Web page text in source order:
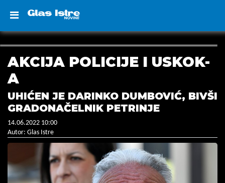
AKCIJA POLICIJE I USKOK-
A
UHIĆEN JE DARINKO DUMBOVIĆ, BIVŠI
GRADONAČELNIK PETRINJE
14.06.2022 10:00
Autor: Glas Istre